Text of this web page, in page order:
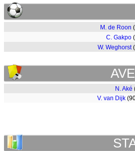
M. de Roon
C. Gakpo
W. Weghorst
N. Aké
V. van Dijk